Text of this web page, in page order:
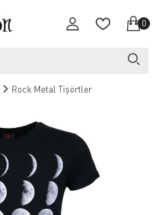
0
Rock Metal Tişörtler